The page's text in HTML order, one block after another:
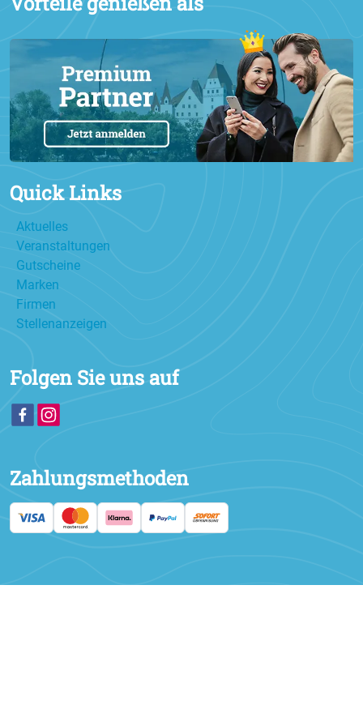
Quick Links
Aktuelles
Veranstaltungen
Gutscheine
Marken
Firmen
Stellenanzeigen
Folgen Sie uns auf
Zahlungsmethoden